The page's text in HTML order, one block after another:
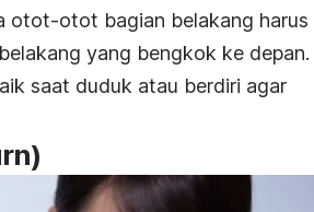
otot-otot bagian belakang harus
yang bengkok ke depan.
saat duduk atau berdiri agar
)